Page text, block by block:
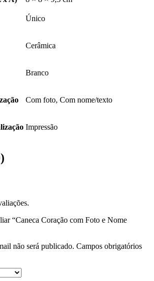
Único
Cerâmica
Branco
Com foto, Com nome/texto
Impressão
“Caneca Coração com Foto e Nome
não será publicado. Campos obrigatórios